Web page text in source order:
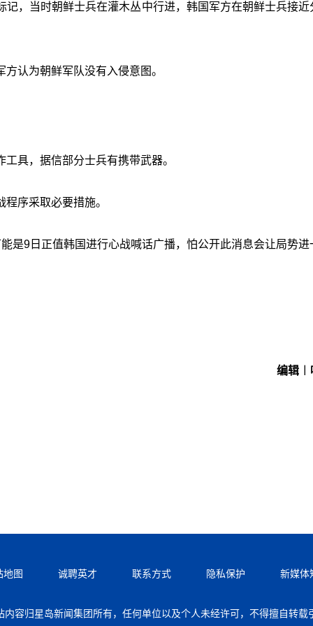
，当时朝鲜士兵在灌木丛中行进，韩国军方在朝鲜士兵接近
认为朝鲜军队没有入侵意图。
具，据信部分士兵有携带武器。
序采取必要措施。
是9日正值韩国进行心战喊话广播，怕公开此消息会让局势进
编辑︱
地图 诚聘英才 联系方式 隐私保护 新媒体
内容归星岛新闻集团所有，任何单位以及个人未经许可，不得擅自转载